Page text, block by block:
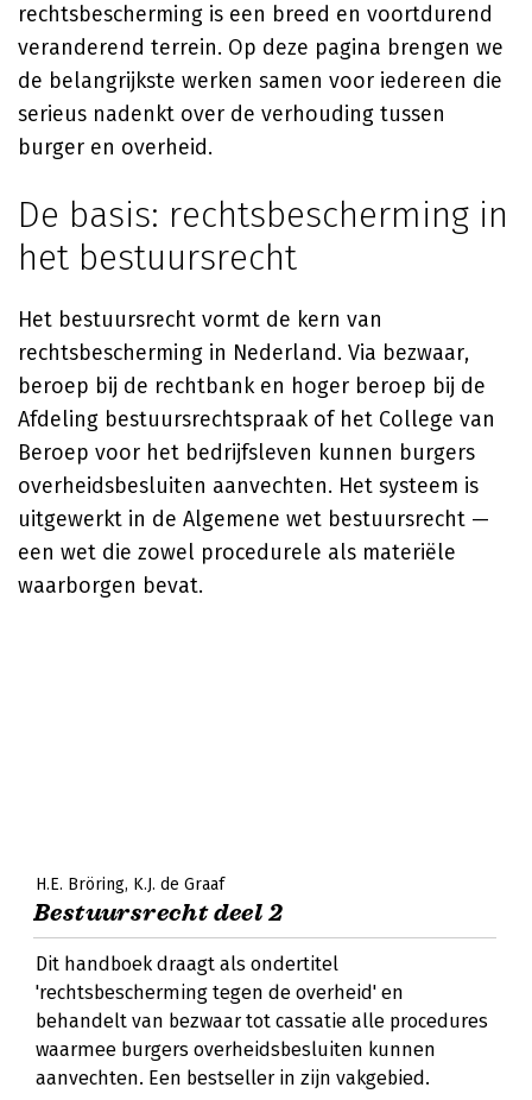
rechtsbescherming is een breed en voortdurend
veranderend terrein. Op deze pagina brengen we
de belangrijkste werken samen voor iedereen die
serieus nadenkt over de verhouding tussen
burger en overheid.
De basis: rechtsbescherming in
het bestuursrecht
Het bestuursrecht vormt de kern van
rechtsbescherming in Nederland. Via bezwaar,
beroep bij de rechtbank en hoger beroep bij de
Afdeling bestuursrechtspraak of het College van
Beroep voor het bedrijfsleven kunnen burgers
overheidsbesluiten aanvechten. Het systeem is
uitgewerkt in de Algemene wet bestuursrecht —
een wet die zowel procedurele als materiële
waarborgen bevat.
H.E. Bröring K.J. de Graaf
Bestuursrecht deel 2
Dit handboek draagt als ondertitel
'rechtsbescherming tegen de overheid' en
behandelt van bezwaar tot cassatie alle procedures
waarmee burgers overheidsbesluiten kunnen
aanvechten. Een bestseller in zijn vakgebied.